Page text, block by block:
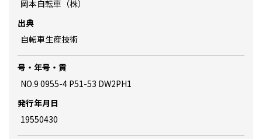
岡本自転車（株）
出典
自転車生産技術
号・年号・貢
NO.9 0955-4 P51-53 DW2PH1
発行年月日
19550430